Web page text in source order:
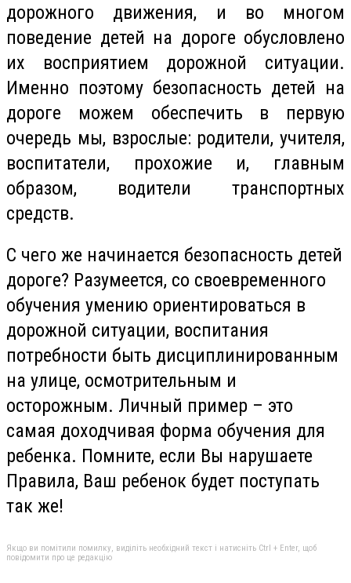
дорожного движения, и во многом
поведение детей на дороге обусловлено
их восприятием дорожной ситуации.
Именно поэтому безопасность детей на
дороге можем обеспечить в первую
очередь мы, взрослые: родители, учителя,
воспитатели, прохожие и, главным
образом, водители транспортных
средств.
С чего же начинается безопасность детей
дороге? Разумеется, со своевременного
обучения умению ориентироваться в
дорожной ситуации, воспитания
потребности быть дисциплинированным
на улице, осмотрительным и
осторожным. Личный пример – это
самая доходчивая форма обучения для
ребенка. Помните, если Вы нарушаете
Правила, Ваш ребенок будет поступать
так же!
Якщо ви помітили помилку, виділіть необхідний текст і натисніть Ctrl + Enter, щоб
повідомити про це редакцію